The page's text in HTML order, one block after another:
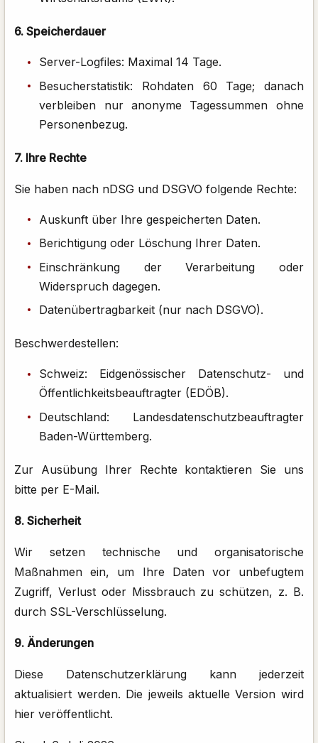
6. Speicherdauer
Server-Logfiles: Maximal 14 Tage.
Besucherstatistik: Rohdaten 60 Tage; danach
verbleiben nur anonyme Tagessummen ohne
Personenbezug.
7. Ihre Rechte
Sie haben nach nDSG und DSGVO folgende Rechte:
Auskunft über Ihre gespeicherten Daten.
Berichtigung oder Löschung Ihrer Daten.
Einschränkung der Verarbeitung oder
Widerspruch dagegen.
Datenübertragbarkeit (nur nach DSGVO).
Beschwerdestellen:
Schweiz: Eidgenössischer Datenschutz- und
Öffentlichkeitsbeauftragter (EDÖB).
Deutschland: Landesdatenschutzbeauftragter
Baden-Württemberg.
Zur Ausübung Ihrer Rechte kontaktieren Sie uns
bitte per E-Mail.
8. Sicherheit
Wir setzen technische und organisatorische
Maßnahmen ein, um Ihre Daten vor unbefugtem
Zugriff, Verlust oder Missbrauch zu schützen, z. B.
durch SSL-Verschlüsselung.
9. Änderungen
Diese Datenschutzerklärung kann jederzeit
aktualisiert werden. Die jeweils aktuelle Version wird
hier veröffentlicht.